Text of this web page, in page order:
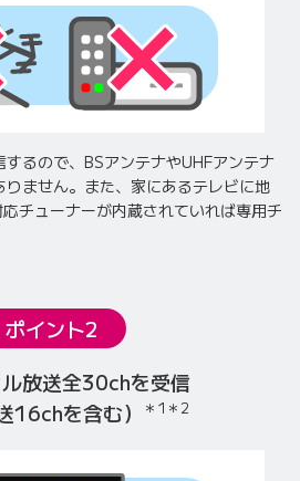
るので、BSアンテナやUHFアンテナ
ません。 また、家にあるテレビに地
チューナーが内蔵されていれば専用チ
ポイント2
放送全30chを受信
16chを含む）
＊1 ＊2